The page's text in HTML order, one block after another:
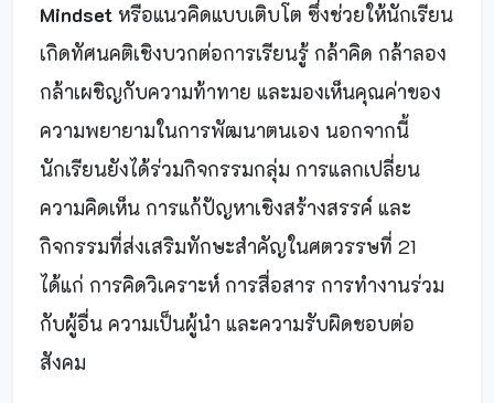
Mindset หรือแนวคิดแบบเติบโต ซึ่งช่วยให้นักเรียน
เกิดทัศนคติเชิงบวกต่อการเรียนรู้ กล้าคิด กล้าลอง
กล้าเผชิญกับความท้าทาย และมองเห็นคุณค่าของ
ความพยายามในการพัฒนาตนเอง นอกจากนี้
นักเรียนยังได้ร่วมกิจกรรมกลุ่ม การแลกเปลี่ยน
ความคิดเห็น การแก้ปัญหาเชิงสร้างสรรค์ และ
กิจกรรมที่ส่งเสริมทักษะสำคัญในศตวรรษที่ 21
ได้แก่ การคิดวิเคราะห์ การสื่อสาร การทำงานร่วม
กับผู้อื่น ความเป็นผู้นำ และความรับผิดชอบต่อ
สังคม